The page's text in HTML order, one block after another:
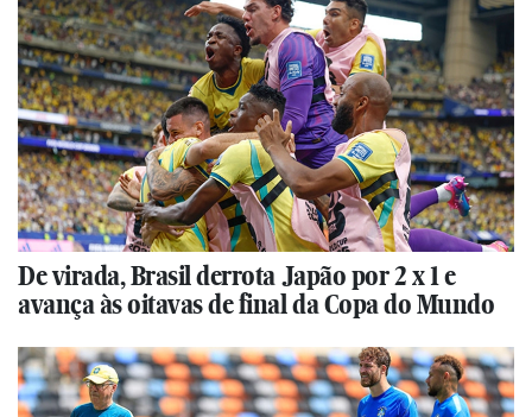
De virada, Brasil derrota Japão por 2 x 1 e
avança às oitavas de final da Copa do Mundo